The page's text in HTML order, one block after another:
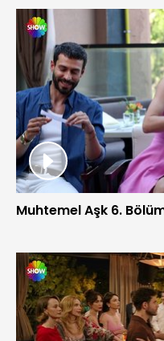
Muhtemel Aşk 6.